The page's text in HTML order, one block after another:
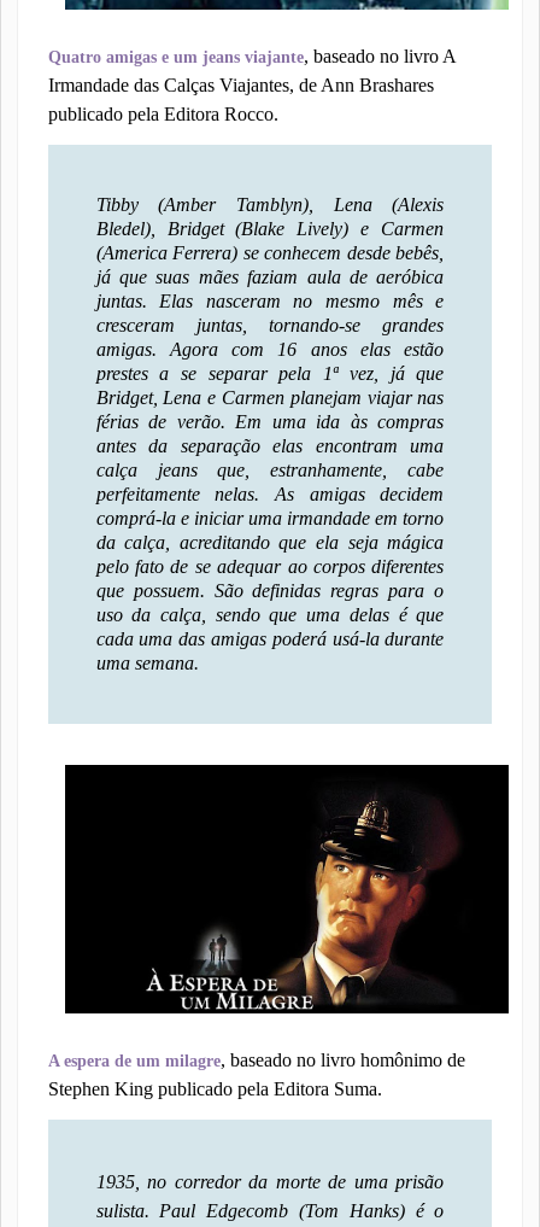
Quatro amigas e um jeans viajante, baseado no livro A
Irmandade das Calças Viajantes, de Ann Brashares
publicado pela Editora Rocco.
Tibby (Amber Tamblyn), Lena (Alexis
Bledel), Bridget (Blake Lively) e Carmen
(America Ferrera) se conhecem desde bebês,
já que suas mães faziam aula de aeróbica
juntas. Elas nasceram no mesmo mês e
cresceram juntas, tornando-se grandes
amigas. Agora com 16 anos elas estão
prestes a se separar pela 1ª vez, já que
Bridget, Lena e Carmen planejam viajar nas
férias de verão. Em uma ida às compras
antes da separação elas encontram uma
calça jeans que, estranhamente, cabe
perfeitamente nelas. As amigas decidem
comprá-la e iniciar uma irmandade em torno
da calça, acreditando que ela seja mágica
pelo fato de se adequar ao corpos diferentes
que possuem. São definidas regras para o
uso da calça, sendo que uma delas é que
cada uma das amigas poderá usá-la durante
uma semana.
A espera de um milagre, baseado no livro homônimo de
Stephen King publicado pela Editora Suma.
1935, no corredor da morte de uma prisão
sulista. Paul Edgecomb (Tom Hanks) é o